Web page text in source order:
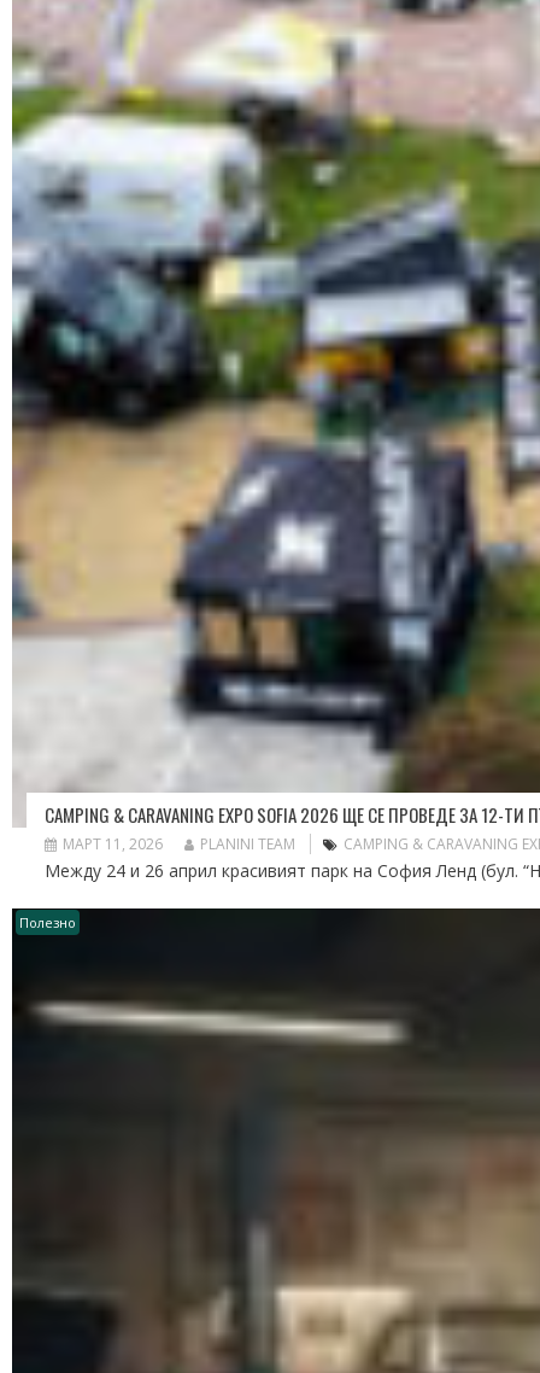
CAMPING & CARAVANING EXPO SOFIA 2026 ЩЕ СЕ ПРОВЕДЕ ЗА
МАРТ 11, 2026 PLANINI TEAM CAMPING & CARAVANING
Между 24 и 26 април красивият парк на София Ленд (бул.
Полезно